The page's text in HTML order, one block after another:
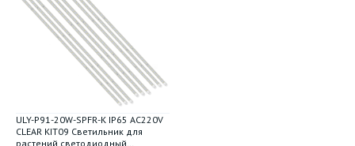
ULY-P91-20W-SPFR-K IP65 AC220V
CLEAR KIT09 Светильник для
растений светодиодный